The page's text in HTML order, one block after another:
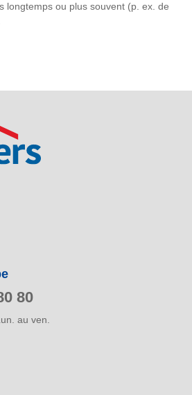
longtemps ou plus souvent (p. ex. de
80
au ven.